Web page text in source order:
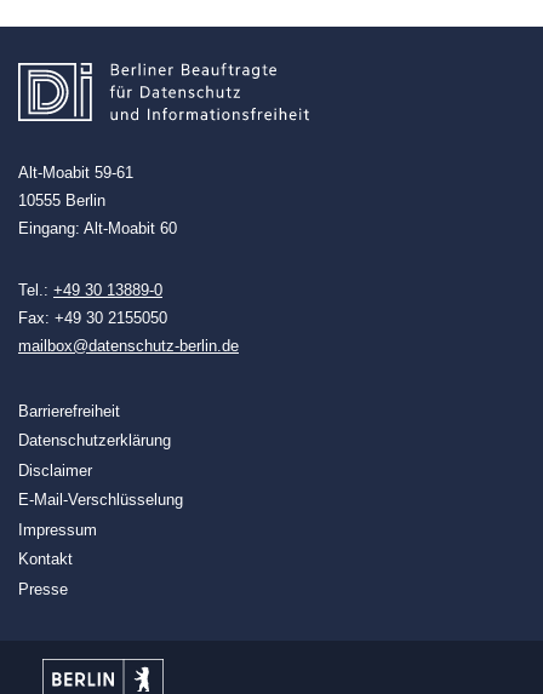
Alt-Moabit 59-61
10555 Berlin
Eingang: Alt-Moabit 60
Tel.: +49 30 13889-0
Fax: +49 30 2155050
mailbox@datenschutz-berlin.de
Barrierefreiheit
Datenschutzerklärung
Disclaimer
E-Mail-Verschlüsselung
Impressum
Kontakt
Presse